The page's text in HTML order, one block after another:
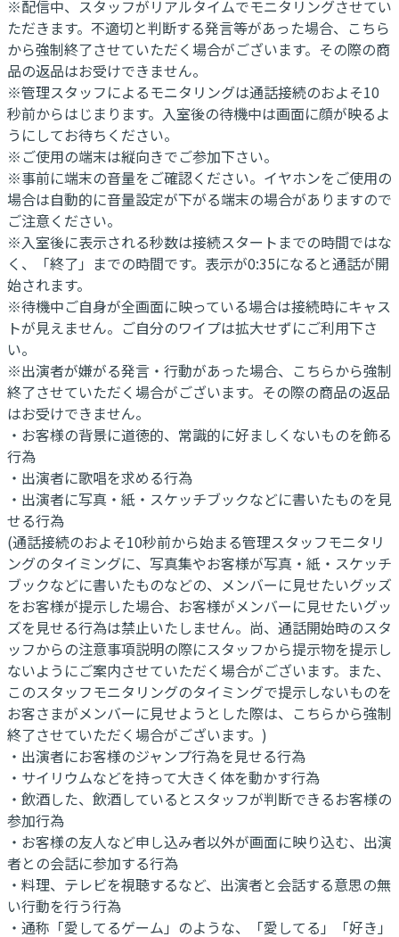
※配信中、スタッフがリアルタイムでモニタリングさせてい
ただきます。不適切と判断する発言等があった場合、こちら
から強制終了させていただく場合がございます。その際の商
品の返品はお受けできません。
※管理スタッフによるモニタリングは通話接続のおよそ10
秒前からはじまります。入室後の待機中は画面に顔が映るよ
うにしてお待ちください。
※ご使用の端末は縦向きでご参加下さい。
※事前に端末の音量をご確認ください。イヤホンをご使用の
場合は自動的に音量設定が下がる端末の場合がありますので
ご注意ください。
※入室後に表示される秒数は接続スタートまでの時間ではな
く、「終了」までの時間です。表示が0:35になると通話が開
始されます。
※待機中ご自身が全画面に映っている場合は接続時にキャス
トが見えません。ご自分のワイプは拡大せずにご利用下さ
い。
※出演者が嫌がる発言・行動があった場合、こちらから強制
終了させていただく場合がございます。その際の商品の返品
はお受けできません。
・お客様の背景に道徳的、常識的に好ましくないものを飾る
行為
・出演者に歌唱を求める行為
・出演者に写真・紙・スケッチブックなどに書いたものを見
せる行為
(通話接続のおよそ10秒前から始まる管理スタッフモニタリ
ングのタイミングに、写真集やお客様が写真・紙・スケッチ
ブックなどに書いたものなどの、メンバーに見せたいグッズ
をお客様が提示した場合、お客様がメンバーに見せたいグッ
ズを見せる行為は禁止いたしません。尚、通話開始時のスタ
ッフからの注意事項説明の際にスタッフから提示物を提示し
ないようにご案内させていただく場合がございます。また、
このスタッフモニタリングのタイミングで提示しないものを
お客さまがメンバーに見せようとした際は、こちらから強制
終了させていただく場合がございます。)
・出演者にお客様のジャンプ行為を見せる行為
・サイリウムなどを持って大きく体を動かす行為
・飲酒した、飲酒しているとスタッフが判断できるお客様の
参加行為
・お客様の友人など申し込み者以外が画面に映り込む、出演
者との会話に参加する行為
・料理、テレビを視聴するなど、出演者と会話する意思の無
い行動を行う行為
・通称「愛してるゲーム」のような、「愛してる」「好き」